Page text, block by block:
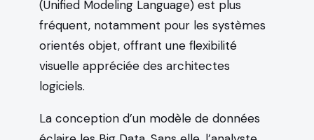
(Unified Modeling Language) est plus
fréquent, notamment pour les systèmes
orientés objet, offrant une flexibilité
visuelle appréciée des architectes
logiciels.
La conception d’un modèle de données